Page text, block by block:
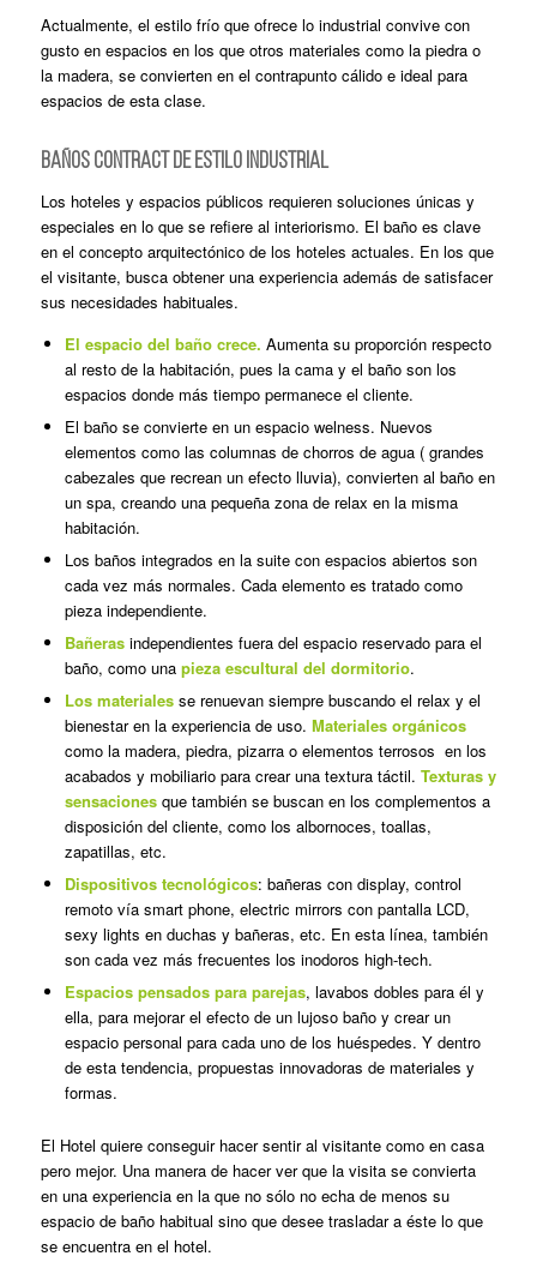
Actualmente, el estilo frío que ofrece lo industrial convive con
gusto en espacios en los que otros materiales como la piedra o
la madera, se convierten en el contrapunto cálido e ideal para
espacios de esta clase.
BAÑOS CONTRACT DE ESTILO INDUSTRIAL
Los hoteles y espacios públicos requieren soluciones únicas y
especiales en lo que se refiere al interiorismo. El baño es clave
en el concepto arquitectónico de los hoteles actuales. En los que
el visitante, busca obtener una experiencia además de satisfacer
sus necesidades habituales.
El espacio del baño crece. Aumenta su proporción respecto
al resto de la habitación, pues la cama y el baño son los
espacios donde más tiempo permanece el cliente.
El baño se convierte en un espacio welness. Nuevos
elementos como las columnas de chorros de agua ( grandes
cabezales que recrean un efecto lluvia), convierten al baño en
un spa, creando una pequeña zona de relax en la misma
habitación.
Los baños integrados en la suite con espacios abiertos son
cada vez más normales. Cada elemento es tratado como
pieza independiente.
Bañerasindependientes fuera del espacio reservado para el
baño, como una pieza escultural del dormitorio.
Los materialesse renuevan siempre buscando el relax y el
bienestar en la experiencia de uso. Materiales orgánicos
como la madera, piedra, pizarra o elementos terrosos en los
acabados y mobiliario para crear una textura táctil. Texturas y
sensacionesque también se buscan en los complementos a
disposición del cliente, como los albornoces, toallas,
zapatillas, etc.
Dispositivos tecnológicos: bañeras con display, control
remoto vía smart phone, electric mirrors con pantalla LCD,
sexy lights en duchas y bañeras, etc. En esta línea, también
son cada vez más frecuentes los inodoros high-tech.
Espacios pensados para parejas, lavabos dobles para él y
ella, para mejorar el efecto de un lujoso baño y crear un
espacio personal para cada uno de los huéspedes. Y dentro
de esta tendencia, propuestas innovadoras de materiales y
formas.
El Hotel quiere conseguir hacer sentir al visitante como en casa
pero mejor. Una manera de hacer ver que la visita se convierta
en una experiencia en la que no sólo no echa de menos su
espacio de baño habitual sino que desee trasladar a éste lo que
se encuentra en el hotel.